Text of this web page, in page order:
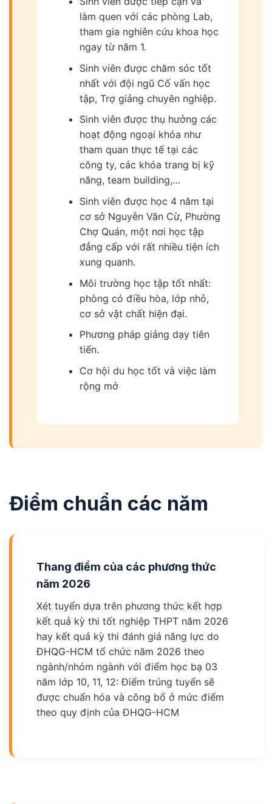
làm quen với các phòng Lab,
tham gia nghiên cứu khoa học
ngay từ năm 1.
Sinh viên được chăm sóc tốt
nhất với đội ngũ Cố vấn học
tập, Trợ giảng chuyên nghiệp.
Sinh viên được thụ hưởng các
hoạt động ngoại khóa như
tham quan thực tế tại các
công ty, các khóa trang bị kỹ
năng, team building,…
Sinh viên được học 4 năm tại
cơ sở Nguyễn Văn Cừ, Phường
Chợ Quán, một nơi học tập
đẳng cấp với rất nhiều tiện ích
xung quanh.
Môi trường học tập tốt nhất:
phòng có điều hòa, lớp nhỏ,
cơ sở vật chất hiện đại.
Phương pháp giảng dạy tiên
tiến.
Cơ hội du học tốt và việc làm
rộng mở
Điểm chuẩn các năm
Thang điểm của các phương thức
năm 2026
Xét tuyển dựa trên phương thức kết hợp
kết quả kỳ thi tốt nghiệp THPT năm 2026
hay kết quả kỳ thi đánh giá năng lực do
ĐHQG-HCM tổ chức năm 2026 theo
ngành/nhóm ngành với điểm học bạ 03
năm lớp 10, 11, 12: Điểm trúng tuyển sẽ
được chuẩn hóa và công bố ở mức điểm
theo quy định của ĐHQG-HCM